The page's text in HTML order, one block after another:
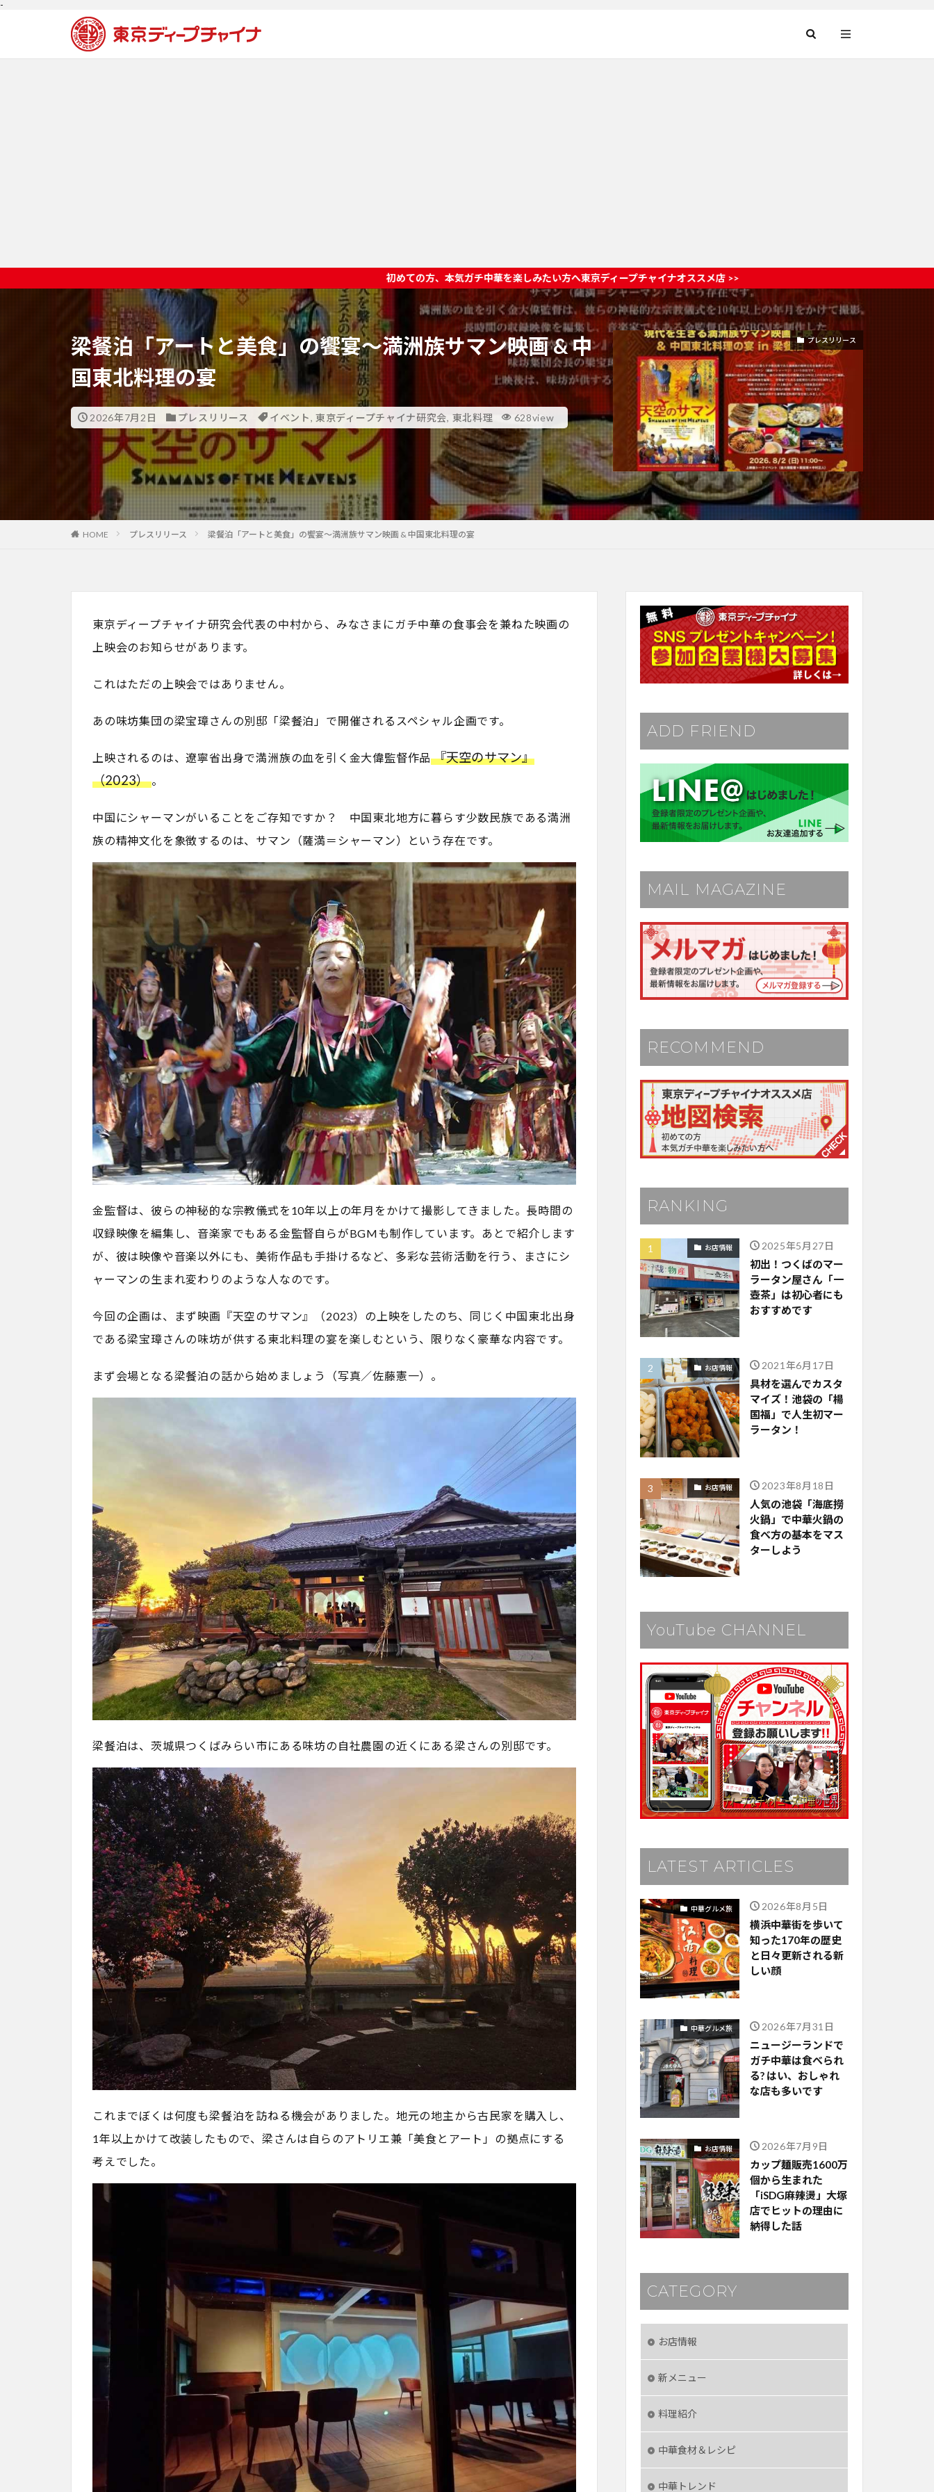
-
初めての方、本気ガチ中華を楽しみたい方へ東京ディープチャイナオススメ店 >>
梁餐泊「アートと美食」の饗宴～満洲族サマン映画 & 中
国東北料理の宴
2026年7月2日 プレスリリース イベント,東京ディープチャイナ研究会, 東北料理 628view
プレスリリース
HOME プレスリリース 梁餐泊「アートと美食」の饗宴～満洲族サマン映画 & 中国東北料理の宴
東京ディープチャイナ研究会代表の中村から、みなさまにガチ中華の食事会を兼ねた映画の
上映会のお知らせがあります。
これはただの上映会ではありません。
あの味坊集団の梁宝璋さんの別邸「梁餐泊」で開催されるスペシャル企画です。
上映されるのは、遼寧省出身で満洲族の血を引く金大偉監督作品『天空のサマン』
（2023）。
中国にシャーマンがいることをご存知ですか？ 中国東北地方に暮らす少数民族である満洲
族の精神文化を象徴するのは、サマン（薩満＝シャーマン）という存在です。
金監督は、彼らの神秘的な宗教儀式を10年以上の年月をかけて撮影してきました。長時間の
収録映像を編集し、音楽家でもある金監督自らがBGMも制作しています。あとで紹介します
が、彼は映像や音楽以外にも、美術作品も手掛けるなど、多彩な芸術活動を行う、まさにシ
ャーマンの生まれ変わりのような人なのです。
今回の企画は、まず映画『天空のサマン』（2023）の上映をしたのち、同じく中国東北出身
である梁宝璋さんの味坊が供する東北料理の宴を楽しむという、限りなく豪華な内容です。
まず会場となる梁餐泊の話から始めましょう（写真／佐藤憲一）。
梁餐泊は、茨城県つくばみらい市にある味坊の自社農園の近くにある梁さんの別邸です。
これまでぼくは何度も梁餐泊を訪ねる機会がありました。地元の地主から古民家を購入し、
1年以上かけて改装したもので、梁さんは自らのアトリエ兼「美食とアート」の拠点にする
考えでした。
ADD FRIEND
MAIL MAGAZINE
RECOMMEND
RANKING
お店情報 2025年5月27日
初出！つくばのマー
ラータン屋さん「一
壺茶」は初心者にも
おすすめです
お店情報 2021年6月17日
具材を選んでカスタ
マイズ！池袋の「楊
国福」で人生初マー
ラータン！
お店情報 2023年8月18日
人気の池袋「海底撈
火鍋」で中華火鍋の
食べ方の基本をマス
ターしよう
YouTube CHANNEL
LATEST ARTICLES
中華グルメ旅 2026年8月5日
横浜中華街を歩いて
知った170年の歴史
と日々更新される新
しい顔
中華グルメ旅 2026年7月31日
ニュージーランドで
ガチ中華は食べられ
る? はい、おしゃれ
な店も多いです
お店情報 2026年7月9日
カップ麺販売1600万
個から生まれた
「iSDG麻辣燙」大塚
店でヒットの理由に
納得した話
CATEGORY
お店情報
新メニュー
料理紹介
中華食材＆レシピ
中華トレンド